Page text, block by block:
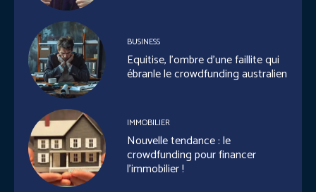
BUSINESS
Equitise, l’ombre d’une faillite qui
ébranle le crowdfunding australien
IMMOBILIER
Nouvelle tendance : le
crowdfunding pour financer
l’immobilier !